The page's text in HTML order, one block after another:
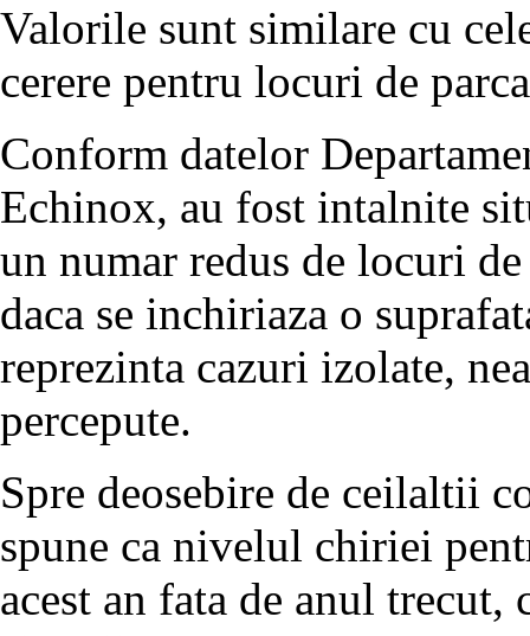
Valorile sunt similare cu
cerere pentru locuri de
Conform datelor
Echinox, au fost intalnite
un numar redus de locuri
daca se inchiriaza o
reprezinta cazuri izolate,
percepute.
Spre deosebire de ceilaltii
spune ca nivelul chiriei
acest an fata de anul